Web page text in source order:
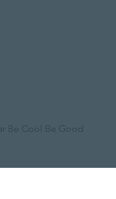
Be Cool Be Good